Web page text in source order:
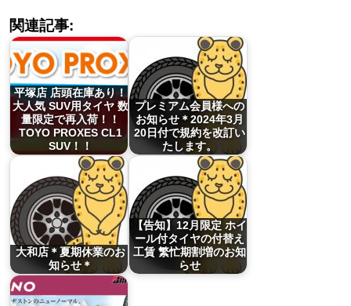
関連記事:
平塚店 店頭在庫あり！
大人気 SUV用タイヤ 数
量限定で再入荷！！
TOYO PROXES CL1
SUV！！
プレミアム会員様への
お知らせ＊2024年3月
20日付で規約を改訂い
たします。
大和店＊夏期休業のお
知らせ＊
【告知】12月限定 ホイ
ール付タイヤの付替え
工賃 繁忙期割増のお知
らせ